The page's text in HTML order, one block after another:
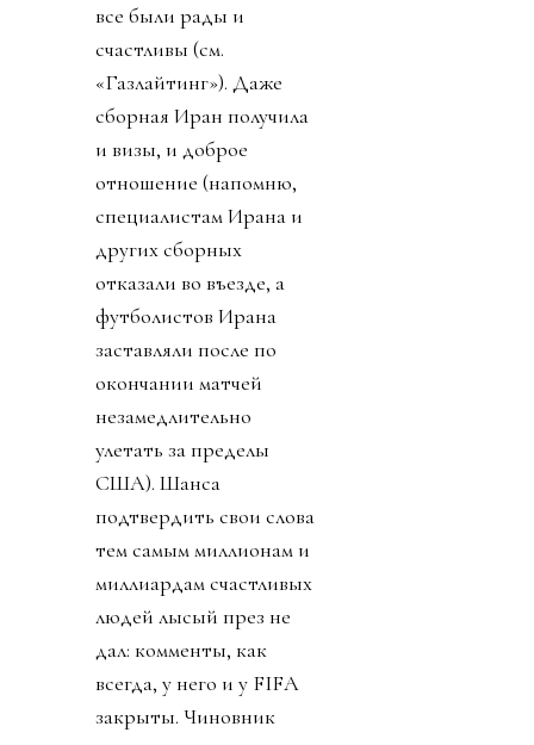
все были рады и
счастливы (см.
«Газлайтинг»). Даже
сборная Иран получила
и визы, и доброе
отношение (напомню,
специалистам Ирана и
других сборных
отказали во въезде, а
футболистов Ирана
заставляли после по
окончании матчей
незамедлительно
улетать за пределы
США). Шанса
подтвердить свои слова
тем самым миллионам и
миллиардам счастливых
людей лысый през не
дал: комменты, как
всегда, у него и у FIFA
закрыты. Чиновник